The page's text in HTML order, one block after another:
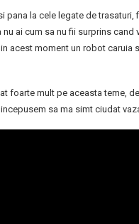
la cele legate de trasaturi,
ai cum sa nu fii surprins
acest moment un robot caruia
foarte mult pe aceasta teme,
sa ma simt ciudat